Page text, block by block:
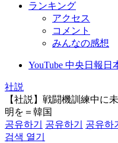
ランキング
アクセス
コメント
みんなの感想
YouTube 中央日報日
社説
【社説】戦闘機訓練中に
明を＝韓国
공유하기
공유하기
공유하
검색 열기